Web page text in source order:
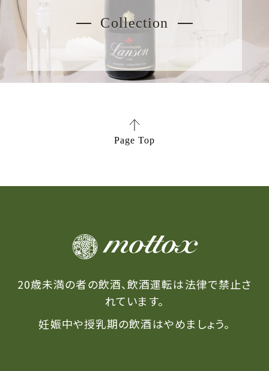
Collection
Page Top
20歳未満の者の飲酒、飲酒運転は法律で禁止さ
れています。
妊娠中や授乳期の飲酒はやめましょう。